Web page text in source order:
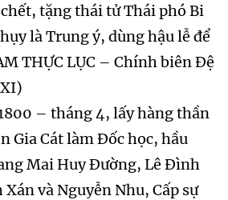
tặng thái tử Thái phó Bi
là Trung ý, dùng hậu lễ để
THỰC LỤC – Chính biên Đệ
– tháng 4, lấy hàng thần
Gia Cát làm Đốc học, hầu
Mai Huy Đường, Lê Đình
và Nguyễn Nhu, Cấp sự